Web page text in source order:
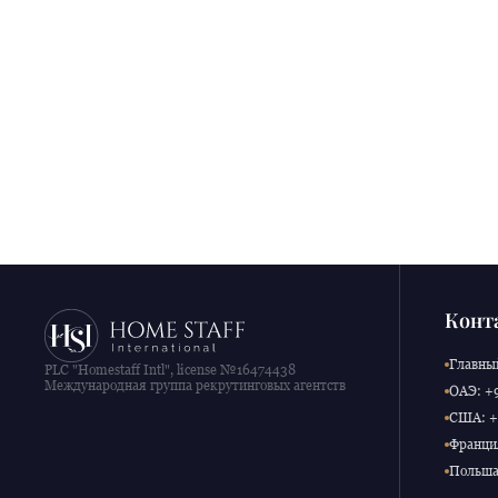
PLC "Homestaff Intl", license №16474438
Международная группа рекрутинговых агентств
ОАЭ:
США: